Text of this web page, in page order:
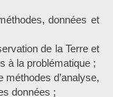
données et
de la Terre et
à la problématique ;
méthodes d’analyse,
données ;